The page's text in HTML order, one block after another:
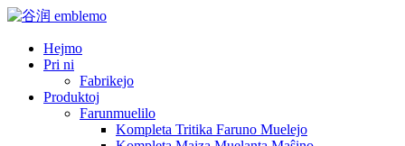
Hejmo
Pri ni
Fabrikejo
Produktoj
Farunmuelilo
Kompleta Tritika Faruno Muelejo